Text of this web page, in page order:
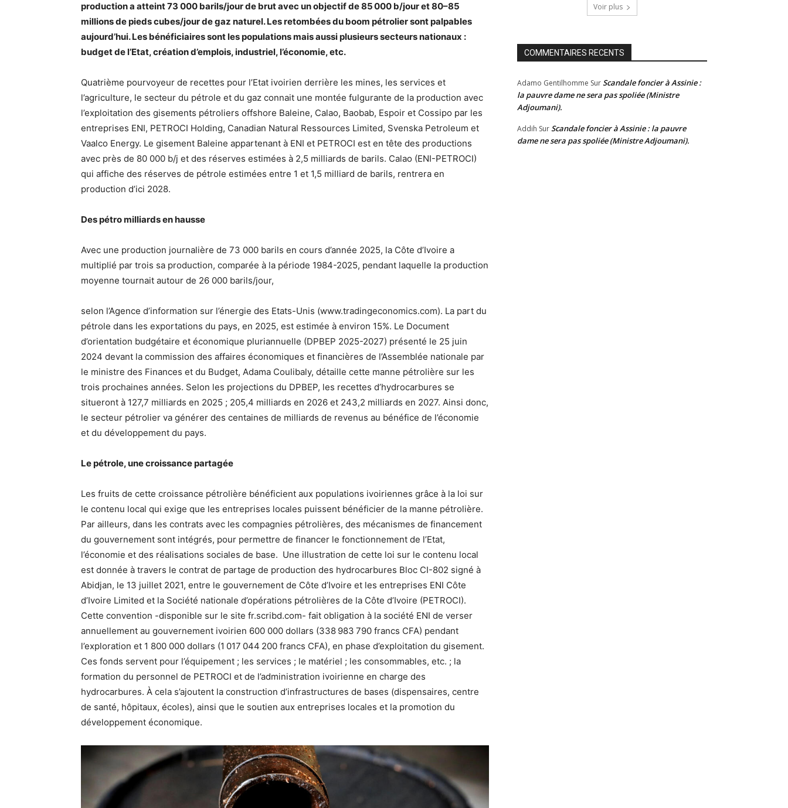
production a atteint 73 000 barils/jour de brut avec un objectif de 85 000 b/jour et 80–85
millions de pieds cubes/jour de gaz naturel. Les retombées du boom pétrolier sont palpables
aujourd’hui. Les bénéficiaires sont les populations mais aussi plusieurs secteurs nationaux :
budget de l’Etat, création d’emplois, industriel, l’économie, etc.
Quatrième pourvoyeur de recettes pour l’Etat ivoirien derrière les mines, les services et
l’agriculture, le secteur du pétrole et du gaz connait une montée fulgurante de la production avec
l’exploitation des gisements pétroliers offshore Baleine, Calao, Baobab, Espoir et Cossipo par les
entreprises ENI, PETROCI Holding, Canadian Natural Ressources Limited, Svenska Petroleum et
Vaalco Energy. Le gisement Baleine appartenant à ENI et PETROCI est en tête des productions
avec près de 80 000 b/j et des réserves estimées à 2,5 milliards de barils. Calao (ENI-PETROCI)
qui affiche des réserves de pétrole estimées entre 1 et 1,5 milliard de barils, rentrera en
production d’ici 2028.
Des pétro milliards en hausse
Avec une production journalière de 73 000 barils en cours d’année 2025, la Côte d’Ivoire a
multiplié par trois sa production, comparée à la période 1984-2025, pendant laquelle la production
moyenne tournait autour de 26 000 barils/jour,
selon l’Agence d’information sur l’énergie des Etats-Unis (www.tradingeconomics.com). La part du
pétrole dans les exportations du pays, en 2025, est estimée à environ 15%. Le Document
d’orientation budgétaire et économique pluriannuelle (DPBEP 2025-2027) présenté le 25 juin
2024 devant la commission des affaires économiques et financières de l’Assemblée nationale par
le ministre des Finances et du Budget, Adama Coulibaly, détaille cette manne pétrolière sur les
trois prochaines années. Selon les projections du DPBEP, les recettes d’hydrocarbures se
situeront à 127,7 milliards en 2025 ; 205,4 milliards en 2026 et 243,2 milliards en 2027. Ainsi donc,
le secteur pétrolier va générer des centaines de milliards de revenus au bénéfice de l’économie
et du développement du pays.
Le pétrole, une croissance partagée
Les fruits de cette croissance pétrolière bénéficient aux populations ivoiriennes grâce à la loi sur
le contenu local qui exige que les entreprises locales puissent bénéficier de la manne pétrolière.
Par ailleurs, dans les contrats avec les compagnies pétrolières, des mécanismes de financement
du gouvernement sont intégrés, pour permettre de financer le fonctionnement de l’Etat,
l’économie et des réalisations sociales de base. Une illustration de cette loi sur le contenu local
est donnée à travers le contrat de partage de production des hydrocarbures Bloc CI-802 signé à
Abidjan, le 13 juillet 2021, entre le gouvernement de Côte d’Ivoire et les entreprises ENI Côte
d’Ivoire Limited et la Société nationale d’opérations pétrolières de la Côte d’Ivoire (PETROCI).
Cette convention -disponible sur le site fr.scribd.com- fait obligation à la société ENI de verser
annuellement au gouvernement ivoirien 600 000 dollars (338 983 790 francs CFA) pendant
l’exploration et 1 800 000 dollars (1 017 044 200 francs CFA), en phase d’exploitation du gisement.
Ces fonds servent pour l’équipement ; les services ; le matériel ; les consommables, etc. ; la
formation du personnel de PETROCI et de l’administration ivoirienne en charge des
hydrocarbures. À cela s’ajoutent la construction d’infrastructures de bases (dispensaires, centre
de santé, hôpitaux, écoles), ainsi que le soutien aux entreprises locales et la promotion du
développement économique.
Voir plus
COMMENTAIRES RECENTS
Adamo Gentilhomme SurScandale foncier à Assinie :
la pauvre dame ne sera pas spoliée (Ministre
Adjoumani).
Addih SurScandale foncier à Assinie : la pauvre
dame ne sera pas spoliée (Ministre Adjoumani).